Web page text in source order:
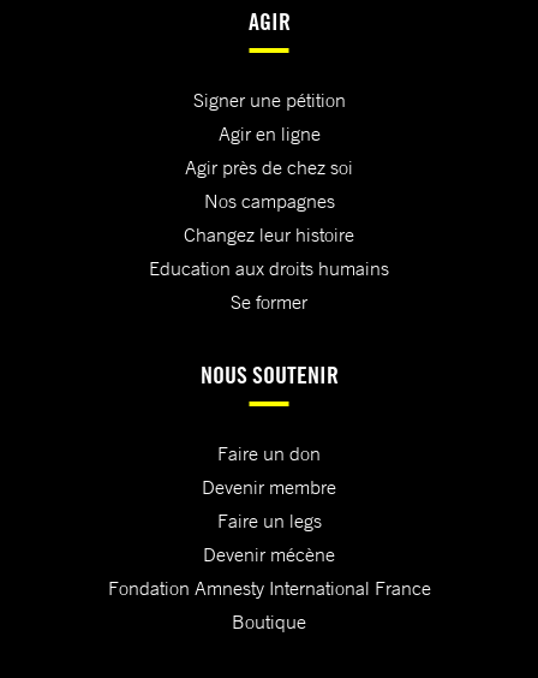
AGIR
Signer une pétition
Agir en ligne
Agir près de chez soi
Nos campagnes
Changez leur histoire
Education aux droits humains
Se former
NOUS SOUTENIR
Faire un don
Devenir membre
Faire un legs
Devenir mécène
Fondation Amnesty International France
Boutique